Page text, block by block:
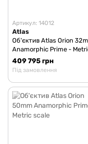
Артикул: 14012
Atlas
Об'єктив Atlas Orion
Anamorphic Prime -
scale
409 795 грн
Під замовлення